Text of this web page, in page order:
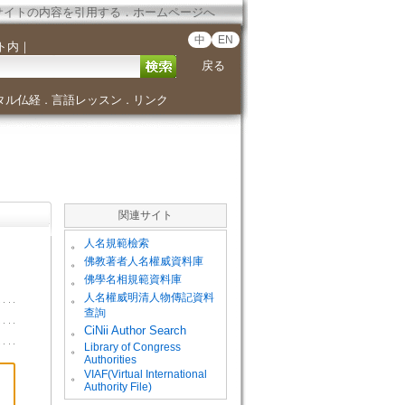
イトの内容を引用する．ホームページへ
内 ｜ 中 EN
戻る
ル仏経． 言語レッスン ． リンク
関連サイト
。 人名規範檢索
。 佛教著者人名權威資料庫
。 佛學名相規範資料庫
。
人名權威明清人物傳記資料
查詢
。
CiNii Author Search
。
Library of Congress
Authorities
。
VIAF(Virtual International
Authority File)